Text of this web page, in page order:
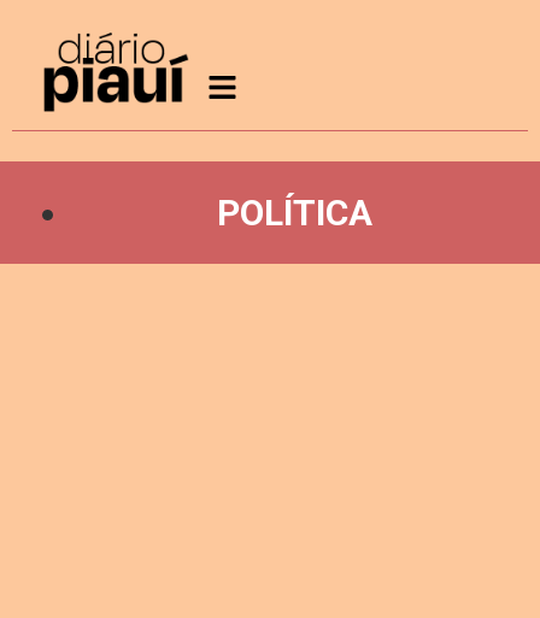
POLÍTICA